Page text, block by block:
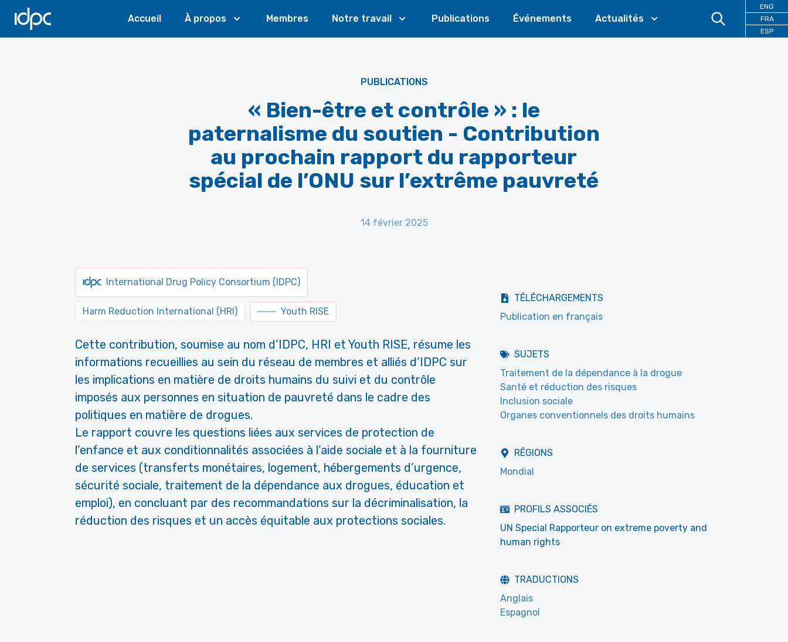
IDPC
Accueil À propos Membres Notre travail Publications Événements Actualités
ENG
FRA
ESP
PUBLICATIONS
« Bien-être et contrôle » : le
paternalisme du soutien - Contribution
au prochain rapport du rapporteur
spécial de l’ONU sur l’extrême pauvreté
14 février 2025
International Drug Policy Consortium (IDPC)
Harm Reduction International (HRI) Youth RISE
Cette contribution, soumise au nom d’IDPC, HRI et Youth RISE, résume les
informations recueillies au sein du réseau de membres et alliés d’IDPC sur
les implications en matière de droits humains du suivi et du contrôle
imposés aux personnes en situation de pauvreté dans le cadre des
politiques en matière de drogues.
Le rapport couvre les questions liées aux services de protection de
l’enfance et aux conditionnalités associées à l’aide sociale et à la fourniture
de services (transferts monétaires, logement, hébergements d’urgence,
sécurité sociale, traitement de la dépendance aux drogues, éducation et
emploi), en concluant par des recommandations sur la décriminalisation, la
réduction des risques et un accès équitable aux protections sociales.
TÉLÉCHARGEMENTS
Publication en français
SUJETS
Traitement de la dépendance à la drogue
Santé et réduction des risques
Inclusion sociale
Organes conventionnels des droits humains
RÉGIONS
Mondial
PROFILS ASSOCIÉS
UN Special Rapporteur on extreme poverty and
human rights
TRADUCTIONS
Anglais
Espagnol